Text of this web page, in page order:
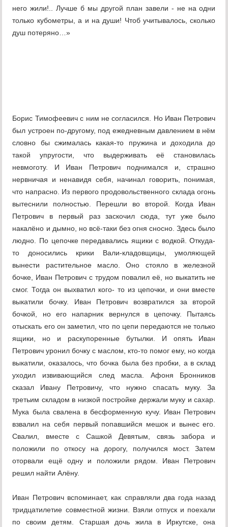
него жили!.. Лучше б мы другой план завели - не на одни
только кубометры, а и на души! Чтоб учитывалось, сколько
душ потеряно…»
Борис Тимофеевич с ним не согласился. Но Иван Петрович
был устроен по-другому, под ежедневным давлением в нём
словно бы сжималась какая-то пружина и доходила до
такой упругости, что выдерживать её становилась
невмоготу. И Иван Петрович поднимался и, страшно
нервничая и ненавидя себя, начинал говорить, понимая,
что напрасно. Из первого продовольственного склада огонь
вытеснили полностью. Перешли во второй. Когда Иван
Петрович в первый раз заскочил сюда, тут уже было
накалёно и дымно, но всё-таки без огня сносно. Здесь было
людно. По цепочке передавались ящики с водкой. Откуда-
то доносились крики Вали-кладовщицы, умоляющей
вынести растительное масло. Оно стояло в железной
бочке, Иван Петрович с трудом повалил её, но выкатить не
смог. Тогда он выхватил кого- то из цепочки, и они вместе
выкатили бочку. Иван Петрович возвратился за второй
бочкой, но его напарник вернулся в цепочку. Пытаясь
отыскать его он заметил, что по цепи передаются не только
ящики, но и раскупоренные бутылки. И опять Иван
Петрович уронил бочку с маслом, кто-то помог ему, но когда
выкатили, оказалось, что бочка была без пробки, а в склад
уходил извивающийся след масла. Афоня Бронников
сказал Ивану Петровичу, что нужно спасать муку. За
третьим складом в низкой постройке держали муку и сахар.
Мука была свалена в бесформенную кучу. Иван Петрович
взвалил на себя первый попавшийся мешок и вынес его.
Свалил, вместе с Сашкой Девятым, связь забора и
положили по откосу на дорогу, получился мост. Затем
оторвали ещё одну и положили рядом. Иван Петрович
решил найти Алёну.
Иван Петрович вспоминает, как справляли два года назад
тридцатилетие совместной жизни. Взяли отпуск и поехали
по своим детям. Старшая дочь жила в Иркутске, она